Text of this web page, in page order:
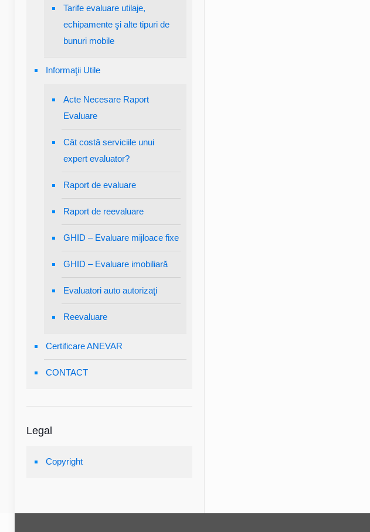
Tarife evaluare utilaje,
echipamente şi alte tipuri de
bunuri mobile
Informaţii Utile
Acte Necesare Raport
Evaluare
Cât costă serviciile unui
expert evaluator?
Raport de evaluare
Raport de reevaluare
GHID – Evaluare mijloace fixe
GHID – Evaluare imobiliară
Evaluatori auto autorizaţi
Reevaluare
Certificare ANEVAR
CONTACT
Legal
Copyright